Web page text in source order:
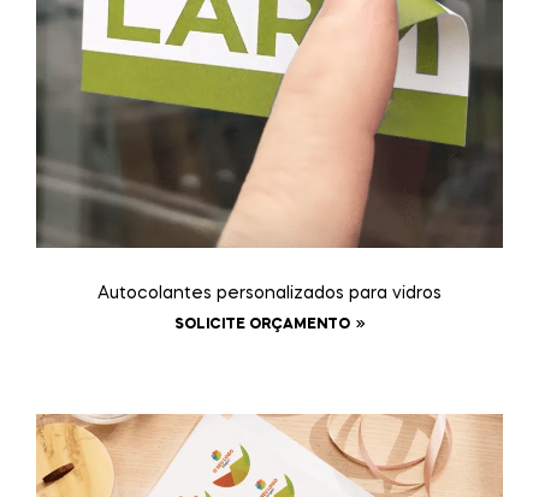
Autocolantes personalizados para vidros
SOLICITE ORÇAMENTO